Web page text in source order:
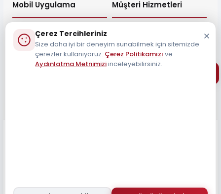
Mobil Uygulama Müşteri Hizmetleri
Müşteri Destek Hattı
Çerez Tercihleriniz
Size daha iyi bir deneyim sunabilmek için sitemizde
çerezler kullanıyoruz. Çerez Politikamızı ve
Aydınlatma Metnimiziinceleyebilirsiniz.